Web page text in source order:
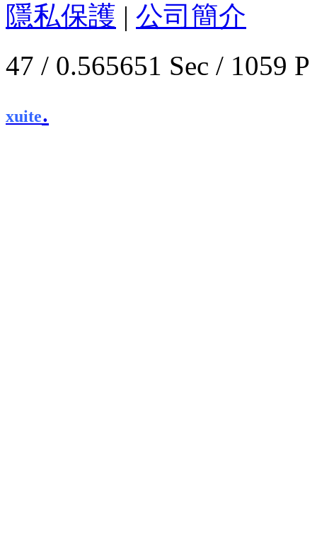
隱私保護 | 公司簡介
47 / 0.565651 Sec / 1059
xuite.